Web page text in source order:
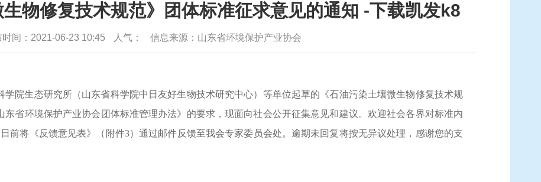
物修复技术规范》团体标准征求意见的通知 -下载凯发k8
时间：2021-06-23 10:45 人气： 信息来源：山东省环境保护产业协会
学院生态研究所（山东省科学院中日友好生物技术研究中心） 等单位起草的《石油污染土壤微生物修复技术规
省环境保护产业协会团体标准管理办法》的要求，现面向社会公开征集意见和建议。欢迎社会各界对标准内
日前将《反馈意见表》（附件3）通过邮件反馈至我会专家委员会处。逾期未回复将按无异议处理，感谢您的支